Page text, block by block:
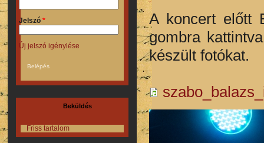
Jelszó *
Új jelszó igénylése
Beküldés
Friss tartalom
A koncert előtt
gombra
készült fotókat.